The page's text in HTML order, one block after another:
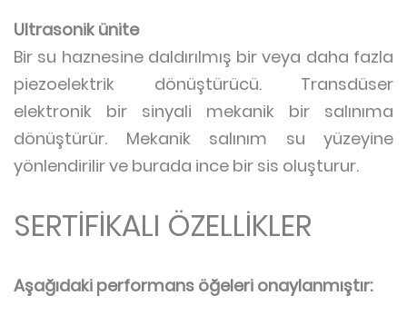
Ultrasonik ünite
Bir su haznesine daldırılmış bir veya daha fazla
piezoelektrik dönüştürücü. Transdüser
elektronik bir sinyali mekanik bir salınıma
dönüştürür. Mekanik salınım su yüzeyine
yönlendirilir ve burada ince bir sis oluşturur.
SERTİFİKALI ÖZELLİKLER
Aşağıdaki performans öğeleri onaylanmıştır: